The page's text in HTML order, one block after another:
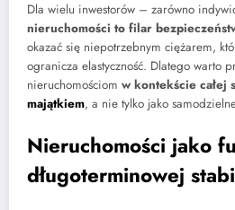
Dla wielu inwestorów – zarówno
nieruchomości to filar
okazać się niepotrzebnym ciężarem,
ogranicza elastyczność. Dlatego warto
nieruchomościom w kontekście całej
majątkiem, a nie tylko jako
Nieruchomości jako
długoterminowej